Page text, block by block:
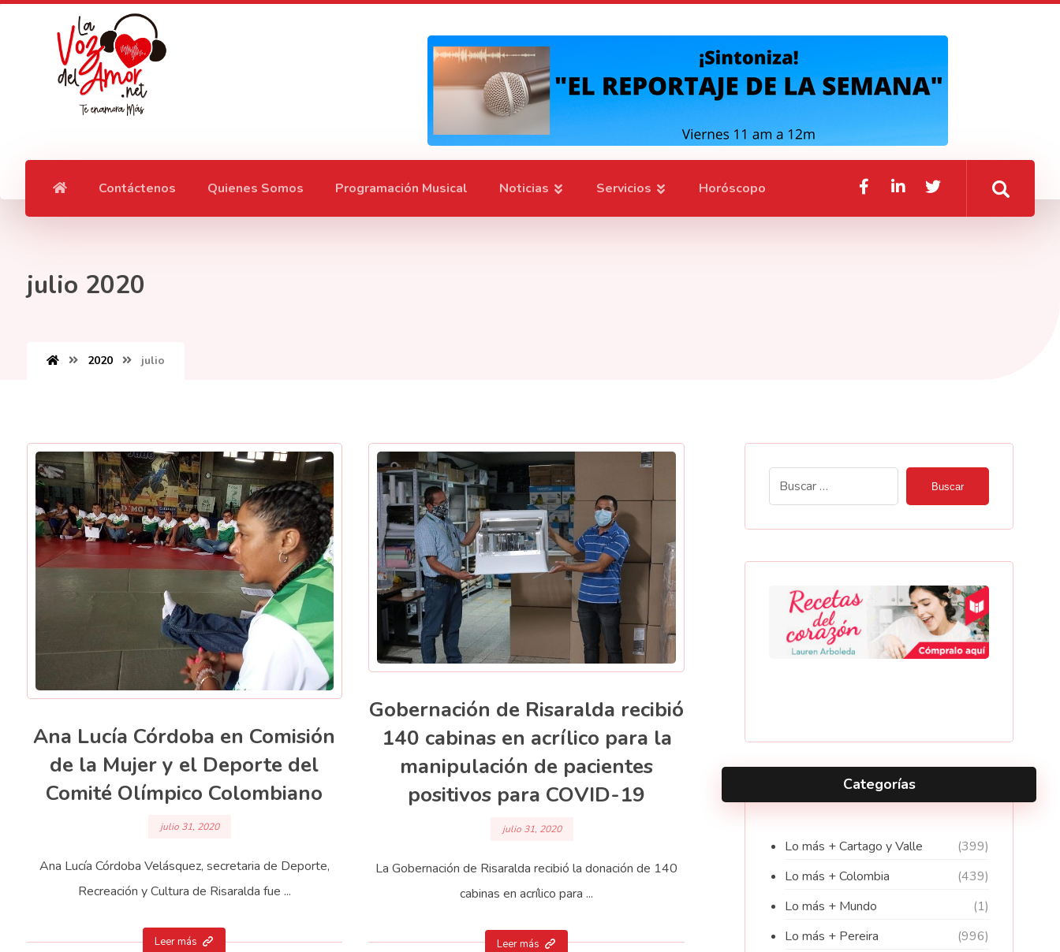
Contáctenos Quienes Somos Programación Musical Noticias Servicios Horóscopo
julio 2020
2020 julio
Ana Lucía Córdoba en Comisión
de la Mujer y el Deporte del
Comité Olímpico Colombiano
julio 31, 2020
Ana Lucía Córdoba Velásquez, secretaria de Deporte,
Recreación y Cultura de Risaralda fue ...
Leer más
Gobernación de Risaralda recibió
140 cabinas en acrílico para la
manipulación de pacientes
positivos para COVID-19
julio 31, 2020
La Gobernación de Risaralda recibió la donación de 140
cabinas en acrílico para ...
Leer más
Buscar
Categorías
Lo más + Cartago y Valle
(399)
Lo más + Colombia
(439)
Lo más + Mundo
(1)
Lo más + Pereira
(996)